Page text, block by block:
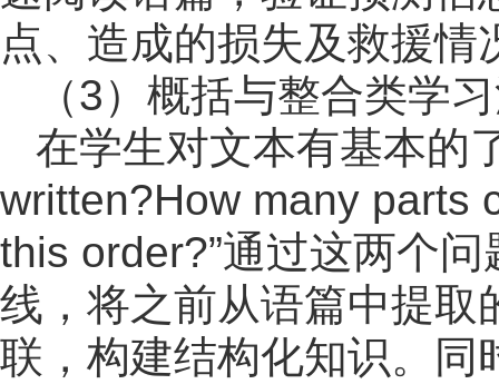
点、造成的损失及救援情
（3）概括与整合类学
在学生对文本有基本的
written?How many parts
this order?”通过这两个
线，将之前从语篇中提取
联，构建结构化知识。同